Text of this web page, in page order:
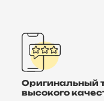
Оригинальный
высокого